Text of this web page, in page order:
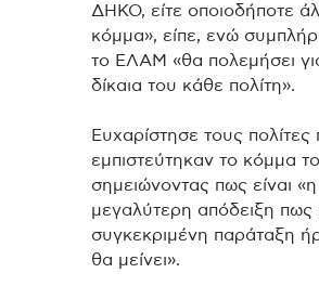
ΔΗΚΟ, είτε οποιοδήποτε
κόμμα», είπε, ενώ
το ΕΛΑΜ «θα πολεμήσει
δίκαια του κάθε πολίτη».
Ευχαρίστησε τους πολίτες
εμπιστεύτηκαν το κόμμα
σημειώνοντας πως είναι «η
μεγαλύτερη απόδειξη πως
συγκεκριμένη παράταξη
θα μείνει».